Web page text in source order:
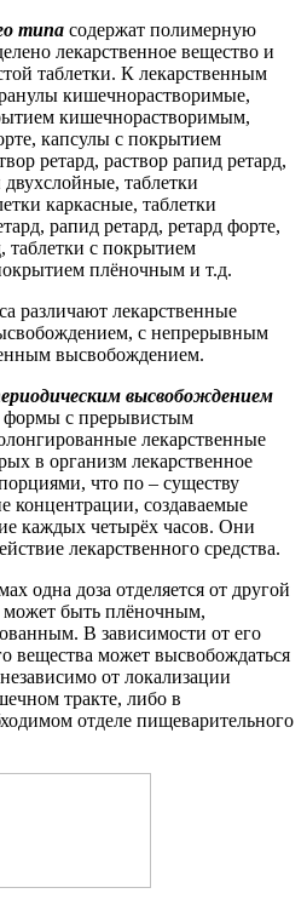
типа содержат полимерную
лекарственное вещество и
таблетки. К лекарственным
кишечнорастворимые,
кишечнорастворимым,
капсулы с покрытием
ретард, раствор рапид ретард,
двухслойные, таблетки
каркасные, таблетки
рапид ретард, ретард форте,
таблетки с покрытием
плёночным и т.д.
различают лекарственные
с непрерывным
высвобождением.
высвобождением
формы с прерывистым
лекарственные
в организм лекарственное
что по – существу
концентрации, создаваемые
каждых четырёх часов. Они
лекарственного средства.
одна доза отделяется от другой
быть плёночным,
В зависимости от его
вещества может высвобождаться
от локализации
тракте, либо в
отделе пищеварительного